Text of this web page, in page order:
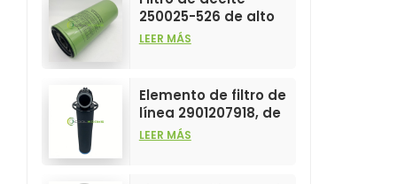
aire.
250025-526 de alto
rendimiento,
compresores de aire.
LEER MÁS
Elemento de filtro de
línea 2901207918, de
gran venta y alto
LEER MÁS